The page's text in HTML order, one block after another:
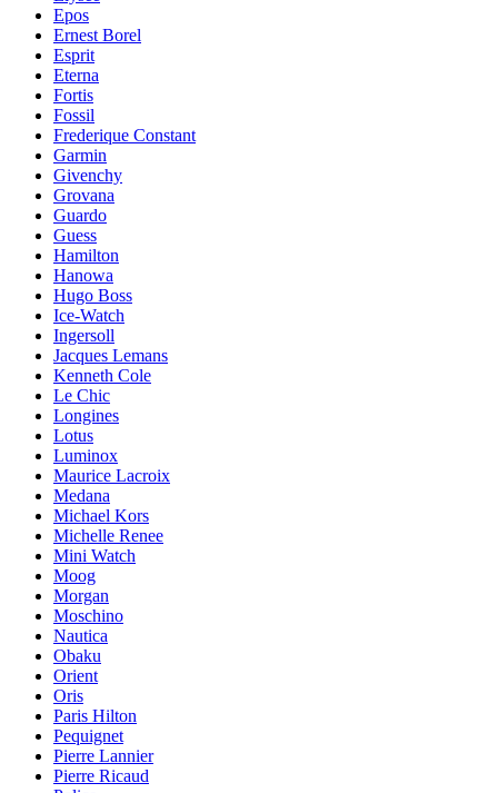
Epos
Ernest Borel
Esprit
Eterna
Fortis
Fossil
Frederique Constant
Garmin
Givenchy
Grovana
Guardo
Guess
Hamilton
Hanowa
Hugo Boss
Ice-Watch
Ingersoll
Jacques Lemans
Kenneth Cole
Le Chic
Longines
Lotus
Luminox
Maurice Lacroix
Medana
Michael Kors
Michelle Renee
Mini Watch
Moog
Morgan
Moschino
Nautica
Obaku
Orient
Oris
Paris Hilton
Pequignet
Pierre Lannier
Pierre Ricaud